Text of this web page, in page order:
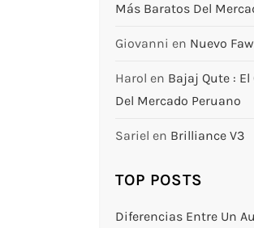
Más Baratos Del
Giovanni en Nuevo
Harol en Bajaj Qute :
Del Mercado Peruano
Sariel en Brilliance V3
TOP POSTS
Diferencias Entre Un